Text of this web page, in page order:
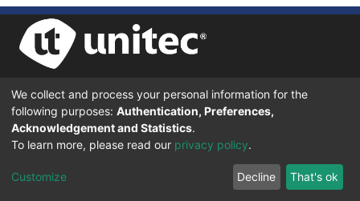
UNIVERSIDAD TECNOLÓGICA CENTROAMERICANA UNITEC
BOULEVARD KENNEDY, V-782, FRENTE A RESIDENCIAL HONDURAS.
TEGUCIGALPA, FRANCISCO MORAZÁN, 11101
© 2024 Todos los Derechos Reservados.
Desarrollado en DSpace - Versión 7.6 por |IGNITE
We collect and process your personal information for the
following purposes: Authentication, Preferences,
Acknowledgement and Statistics.
To learn more, please read our privacy policy.
Customize Decline That's ok